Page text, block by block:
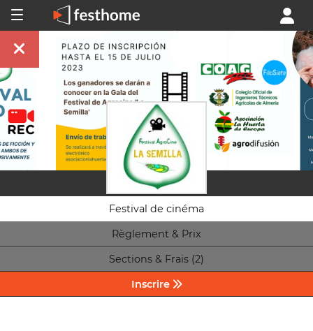
Festival de cinéma
Règlement & Prix
Sections & Frais (2)
Inscrire